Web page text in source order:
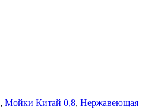
, Мойки Китай 0,8, Нержавеющая